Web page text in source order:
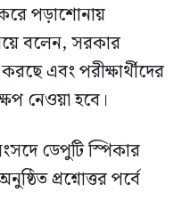
করে পড়াশোনায়
বলেন, সরকার
এবং পরীক্ষার্থীদের
নেওয়া হবে।
ডেপুটি স্পিকার
প্রশ্নোত্তর পর্বে